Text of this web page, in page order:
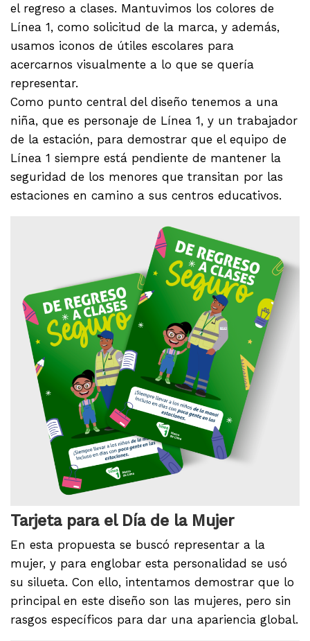
el regreso a clases. Mantuvimos los colores de
Línea 1, como solicitud de la marca, y además,
usamos iconos de útiles escolares para
acercarnos visualmente a lo que se quería
representar.
Como punto central del diseño tenemos a una
niña, que es personaje de Línea 1, y un trabajador
de la estación, para demostrar que el equipo de
Línea 1 siempre está pendiente de mantener la
seguridad de los menores que transitan por las
estaciones en camino a sus centros educativos.
Tarjeta para el Día de la Mujer
En esta propuesta se buscó representar a la
mujer, y para englobar esta personalidad se usó
su silueta. Con ello, intentamos demostrar que lo
principal en este diseño son las mujeres, pero sin
rasgos específicos para dar una apariencia global.